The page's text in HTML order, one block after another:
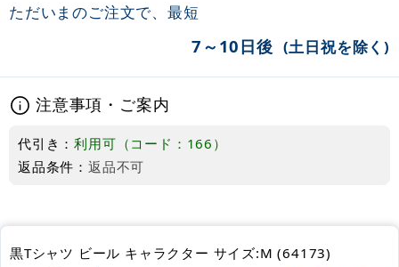
ただいまのご注文で、最短
7～10日後 (土日祝を除く)
注意事項・ご案内
代引き：利用可（コード：166）
返品条件： 返品不可
黒Tシャツ ビール キャラクター サイズ:M (64173)